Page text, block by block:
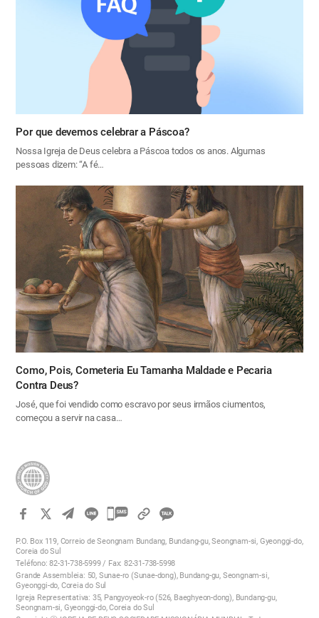
Por que devemos celebrar a Páscoa?
Nossa Igreja de Deus celebra a Páscoa todos os anos. Algumas
pessoas dizem: “A fé…
Como, Pois, Cometeria Eu Tamanha Maldade e Pecaria
Contra Deus?
José, que foi vendido como escravo por seus irmãos ciumentos,
começou a servir na casa…
카
오
톡
공
유
P.O. Box 119, Correio de Seongnam Bundang, Bundang-gu, Seongnam-si, Gyeonggi-do,
Coreia do Sul
Teléfono: 82-31-738-5999 / Fax: 82-31-738-5998
Grande Assembleia: 50, Sunae-ro (Sunae-dong), Bundang-gu, Seongnam-si,
Gyeonggi-do, Coreia do Sul
Igreja Representativa: 35, Pangyoyeok-ro (526, Baeghyeon-dong), Bundang-gu,
Seongnam-si, Gyeonggi-do, Coreia do Sul